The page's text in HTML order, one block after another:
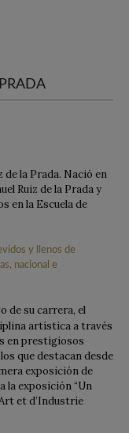
de la Prada. Nació en
Ruiz de la Prada y
en la Escuela de
de su carrera, el
artística a través
en prestigiosos
que destacan desde
exposición de
la exposición “Un
et d’Industrie